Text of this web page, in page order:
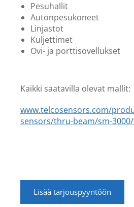
Pesuhallit
Autonpesukoneet
Linjastot
Kuljettimet
Ovi- ja porttisovellukset
Kaikki saatavilla olevat mallit:
www.telcosensors.com/
sensors/thru-beam/sm-
Lisää tarjouspyyntöön